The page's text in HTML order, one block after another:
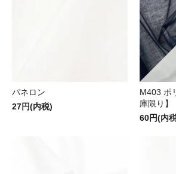
パネロン
27円(内税)
M403 ポ
庫限り】
60円(内